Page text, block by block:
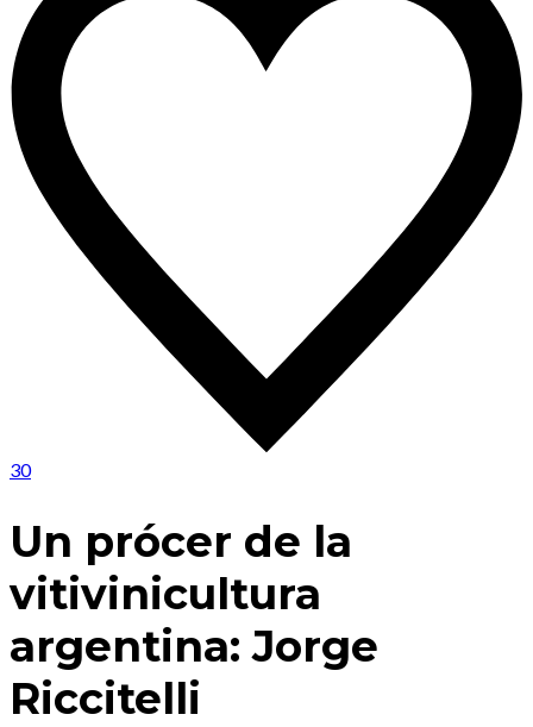
30
Un prócer de la
vitivinicultura
argentina: Jorge
Riccitelli